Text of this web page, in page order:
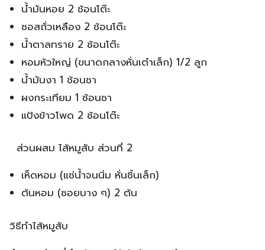
น้ำมันหอย 2 ช้อนโต๊ะ
ซอสถั่วเหลือง 2 ช้อนโต๊ะ
น้ำตาลทราย 2 ช้อนโต๊ะ
หอมหัวใหญ่ (ขนาดกลางหั่นเต๋าเล็ก) 1/2 ลูก
น้ำมันงา 1 ช้อนชา
ผงกระเทียม 1 ช้อนชา
แป้งข้าวโพด 2 ช้อนโต๊ะ
ส่วนผสม ไส้หมูสับ ส่วนที่ 2
เห็ดหอม (แช่น้ำจนนิ่ม หั่นชิ้นเล็ก)
ต้นหอม (ซอยบาง ๆ) 2 ต้น
วิธีทำไส้หมูสับ